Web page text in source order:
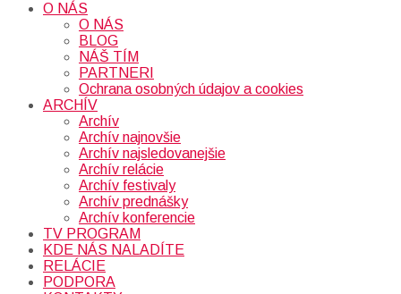
O NÁS
O NÁS
BLOG
NÁŠ TÍM
PARTNERI
Ochrana osobných údajov a cookies
ARCHÍV
Archív
Archív najnovšie
Archív najsledovanejšie
Archív relácie
Archív festivaly
Archív prednášky
Archív konferencie
TV PROGRAM
KDE NÁS NALADÍTE
RELÁCIE
PODPORA